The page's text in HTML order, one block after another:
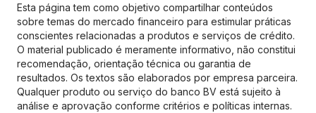
Esta página tem como objetivo compartilhar conteúdos
sobre temas do mercado financeiro para estimular práticas
conscientes relacionadas a produtos e serviços de crédito.
O material publicado é meramente informativo, não constitui
recomendação, orientação técnica ou garantia de
resultados. Os textos são elaborados por empresa parceira.
Qualquer produto ou serviço do banco BV está sujeito à
análise e aprovação conforme critérios e políticas internas.